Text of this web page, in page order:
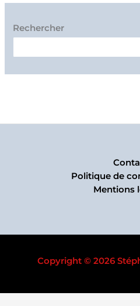
Rechercher
Politique de
Mentions
Copyright © 2026